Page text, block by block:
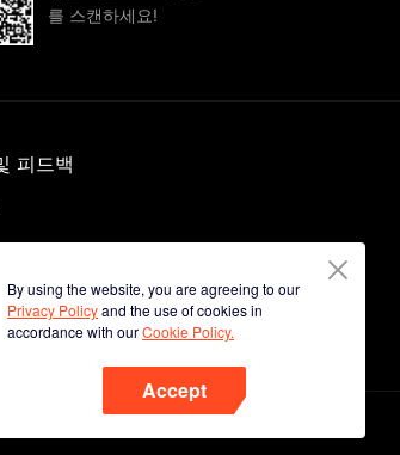
By using the website, you are agreeing to our
Privacy Policyand the use of cookies in
accordance with ourCookie Policy.
Accept
를 스캔하세요!
피드백